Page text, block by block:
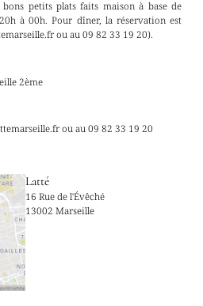
petits plats faits maison à base de
à 00h. Pour dîner, la réservation est
ou au 09 82 33 19 20).
2ème
ou au 09 82 33 19 20
Latté
16 Rue de l'Évêché
13002 Marseille